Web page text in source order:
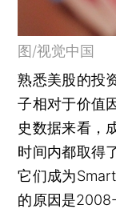
图/视觉中国
熟悉美股的投
子相对于价值
史数据来看，
时间内都取得
它们成为
的原因是